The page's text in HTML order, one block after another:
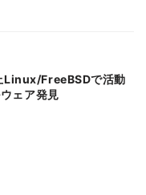
Linux/FreeBSDで活動
ェア発見